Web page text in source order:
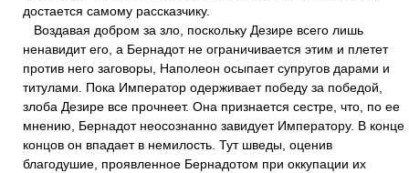
достается самому рассказчику.
Воздавая добром за зло, поскольку Дезире всего лишь
ненавидит его, а Бернадот не ограничивается этим и плетет
против него заговоры, Наполеон осыпает супругов дарами и
титулами. Пока Император одерживает победу за победой,
злоба Дезире все прочнеет. Она признается сестре, что, по ее
мнению, Бернадот неосознанно завидует Императору. В конце
концов он впадает в немилость. Тут шведы, оценив
благодушие, проявленное Бернадотом при оккупации их